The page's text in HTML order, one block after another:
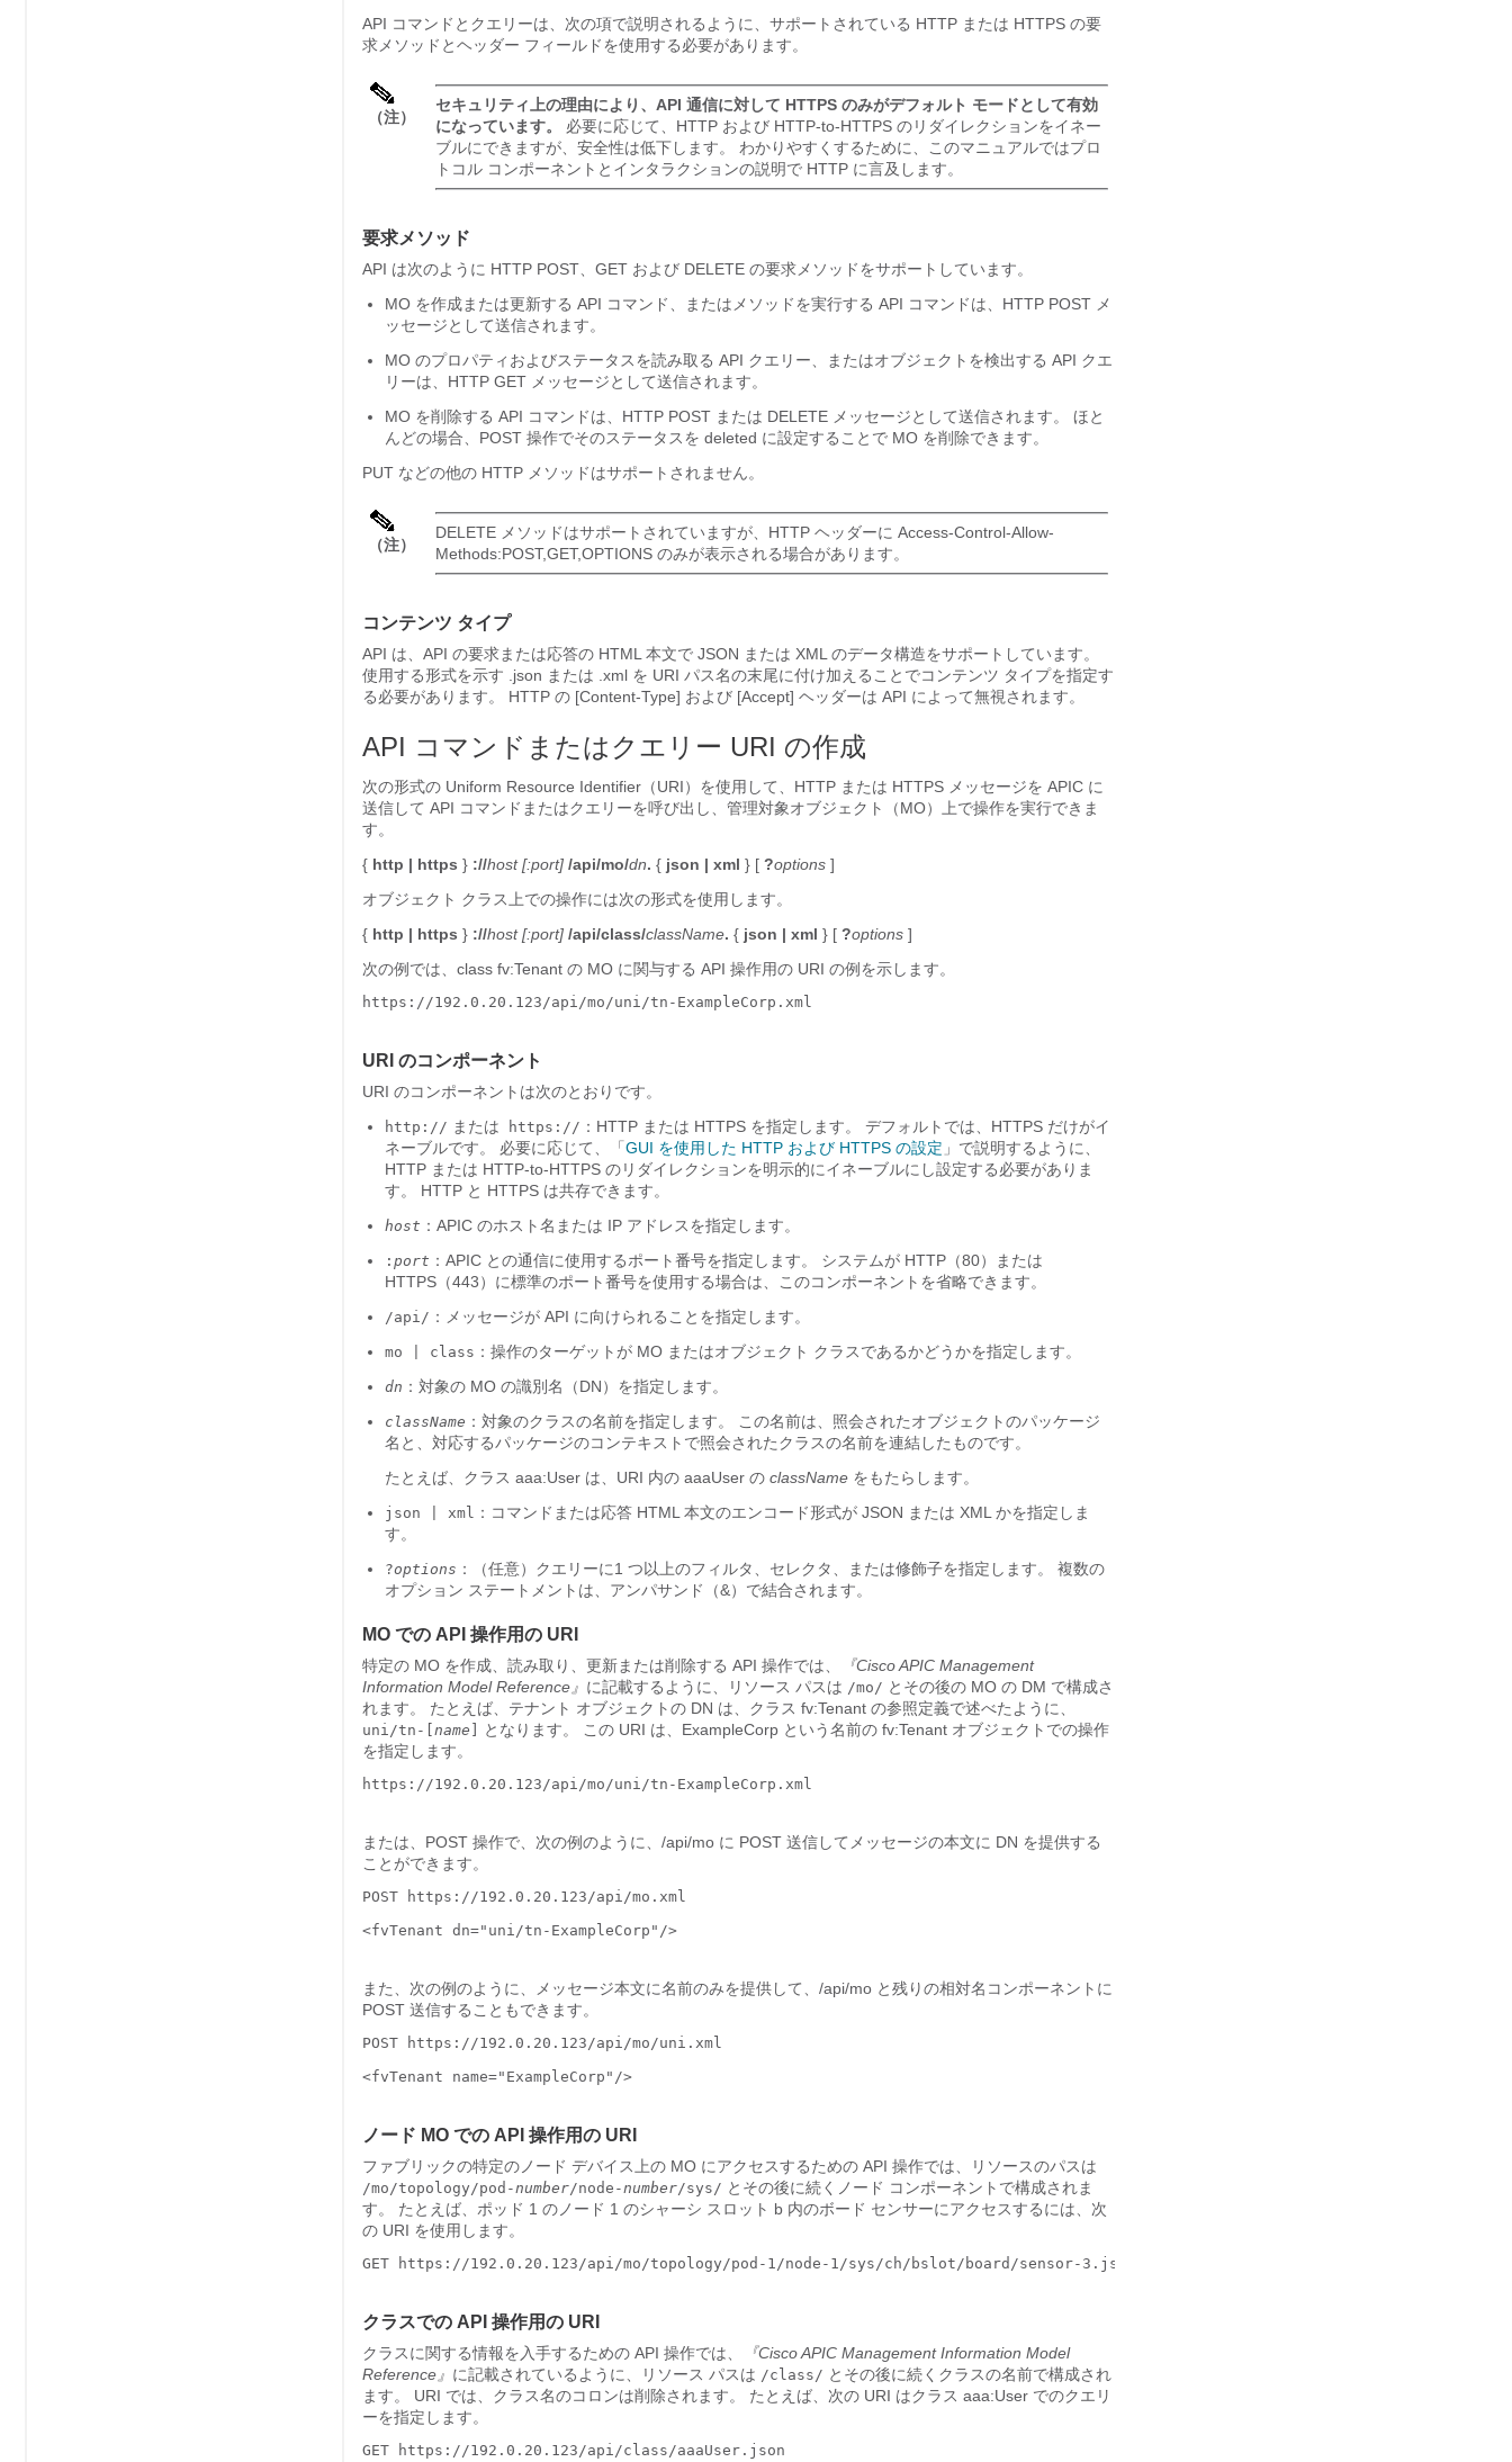
API コマンドとクエリーは、次の項で説明されるように、サポートされている HTTP または HTTPS の要
求メソッドとヘッダー フィールドを使用する必要があります。
（注）
セキュリティ上の理由により、API 通信に対して HTTPS のみがデフォルト モードとして有効
になっています。
必要に応じて、HTTP および HTTP-to-HTTPS のリダイレクションをイネー
ブルにできますが、安全性は低下します。 わかりやすくするために、このマニュアルではプロ
トコル コンポーネントとインタラクションの説明で HTTP に言及します。
要求メソッド
API は次のように HTTP POST、GET および DELETE の要求メソッドをサポートしています。
MO を作成または更新する API コマンド、またはメソッドを実行する API コマンドは、HTTP POST メ
ッセージとして送信されます。
MO のプロパティおよびステータスを読み取る API クエリー、またはオブジェクトを検出する API クエ
リーは、HTTP GET メッセージとして送信されます。
MO を削除する API コマンドは、HTTP POST または DELETE メッセージとして送信されます。 ほと
んどの場合、POST 操作でそのステータスを deleted に設定することで MO を削除できます。
PUT などの他の HTTP メソッドはサポートされません。
（注）
DELETE メソッドはサポートされていますが、HTTP ヘッダーに Access-Control-Allow-
Methods:POST,GET,OPTIONS のみが表示される場合があります。
コンテンツ タイプ
API は、API の要求または応答の HTML 本文で JSON または XML のデータ構造をサポートしています。
使用する形式を示す .json または .xml を URI パス名の末尾に付け加えることでコンテンツ タイプを指定す
る必要があります。 HTTP の [Content-Type] および [Accept] ヘッダーは API によって無視されます。
API コマンドまたはクエリー URI の作成
次の形式の Uniform Resource Identifier（URI）を使用して、HTTP または HTTPS メッセージを APIC に
送信して API コマンドまたはクエリーを呼び出し、管理対象オブジェクト（MO）上で操作を実行できま
す。
{ http | https } ://host[:port] /api/mo/dn. { json | xml } [ ?options ]
オブジェクト クラス上での操作には次の形式を使用します。
{ http | https } ://host[:port] /api/class/className. { json | xml } [ ?options ]
次の例では、class fv:Tenant の MO に関与する API 操作用の URI の例を示します。
https://192.0.20.123/api/mo/uni/tn-ExampleCorp.xml
URI のコンポーネント
URI のコンポーネントは次のとおりです。
http:// または https:// ：HTTP または HTTPS を指定します。 デフォルトでは、HTTPS だけがイ
ネーブルです。 必要に応じて、「 GUI を使用した HTTP および HTTPS の設定 」で説明するように、
HTTP または HTTP-to-HTTPS のリダイレクションを明示的にイネーブルにし設定する必要がありま
す。 HTTP と HTTPS は共存できます。
host ： APIC のホスト名または IP アドレスを指定します。
: port ： APIC との通信に使用するポート番号を指定します。 システムが HTTP（80）または
HTTPS（443）に標準のポート番号を使用する場合は、このコンポーネントを省略できます。
/api/ ：メッセージが API に向けられることを指定します。
mo | class ：操作のターゲットが MO またはオブジェクト クラスであるかどうかを指定します。
dn ：対象の MO の識別名（DN）を指定します。
className ：対象のクラスの名前を指定します。 この名前は、照会されたオブジェクトのパッケージ
名と、対応するパッケージのコンテキストで照会されたクラスの名前を連結したものです。
たとえば、クラス aaa:User は、URI 内の aaaUser の className をもたらします。
json | xml ：コマンドまたは応答 HTML 本文のエンコード形式が JSON または XML かを指定しま
す。
?options ：（任意）クエリーに1 つ以上のフィルタ、セレクタ、または修飾子を指定します。 複数の
オプション ステートメントは、アンパサンド（&）で結合されます。
MO での API 操作用の URI
特定の MO を作成、読み取り、更新または削除する API 操作では、
『Cisco APIC Management
Information Model Reference』 に記載するように、リソース パスは /mo/ とその後の MO の DM で構成さ
れます。 たとえば、テナント オブジェクトの DN は、クラス fv:Tenant の参照定義で述べたように、
uni/tn-[ name
となります。 この URI は、ExampleCorp という名前の fv:Tenant オブジェクトでの操作
を指定します。
https://192.0.20.123/api/mo/uni/tn-ExampleCorp.xml
または、POST 操作で、次の例のように、/api/mo に POST 送信してメッセージの本文に DN を提供する
ことができます。
POST https://192.0.20.123/api/mo.xml
<fvTenant dn="uni/tn-ExampleCorp"/>
また、次の例のように、メッセージ本文に名前のみを提供して、/api/mo と残りの相対名コンポーネントに
POST 送信することもできます。
POST https://192.0.20.123/api/mo/uni.xml
<fvTenant name="ExampleCorp"/>
ノード MO での API 操作用の URI
ファブリックの特定のノード デバイス上の MO にアクセスするための API 操作では、リソースのパスは
/mo/topology/pod-number/node-number/sys/ とその後に続くノード コンポーネントで構成されま
す。 たとえば、ポッド 1 のノード 1 のシャーシ スロット b 内のボード センサーにアクセスするには、次
の URI を使用します。
GET https://192.0.20.123/api/mo/topology/pod-1/node-1/sys/ch/bslot/board/sensor-3.json
クラスでの API 操作用の URI
クラスに関する情報を入手するための API 操作では、
『Cisco APIC Management Information Model
Reference』 に記載されているように、リソース パスは /class/ とその後に続くクラスの名前で構成され
ます。 URI では、クラス名のコロンは削除されます。 たとえば、次の URI はクラス aaa:User でのクエリ
ーを指定します。
GET https://192.0.20.123/api/class/aaaUser.json